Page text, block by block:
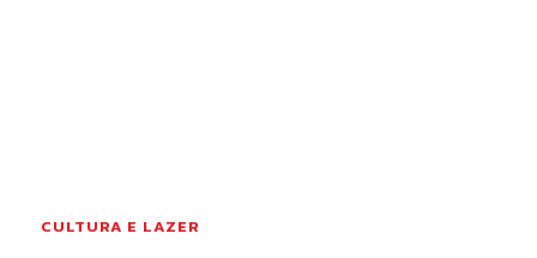
CULTURA E LAZER